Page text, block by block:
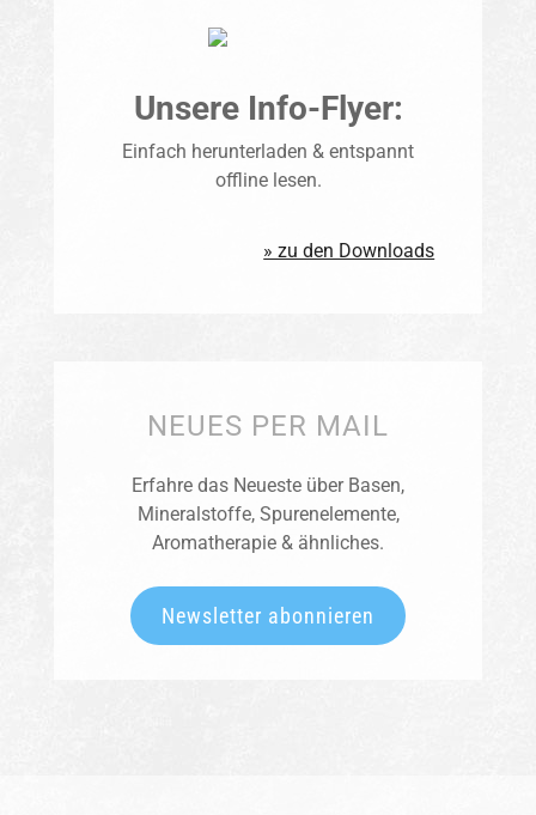
Unsere Info-Flyer:
Einfach herunterladen & entspannt
offline lesen.
» zu den Downloads
NEUES PER MAIL
Erfahre das Neueste über Basen,
Mineralstoffe, Spurenelemente,
Aromatherapie & ähnliches.
Newsletter abonnieren